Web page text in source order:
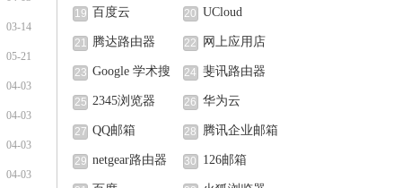
03-14
05-21
04-03
04-03
04-03
04-03
19 百度云 20 UCloud
21 腾达路由器 22 网上应用店
23 Google 学术搜
索
24 斐讯路由器
25 2345浏览器 26 华为云
27 QQ邮箱 28 腾讯企业邮箱
29 netgear路由器 30 126邮箱